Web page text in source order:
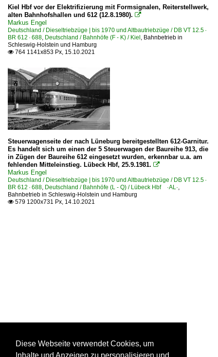
Kiel Hbf vor der Elektrifizierung mit Formsignalen, Reiterstellwerk,
alten Bahnhofshallen und 612 (12.8.1980). 
Markus Engel
Deutschland / Dieseltriebzüge | bis 1970 und Altbautriebzüge / DB VT 12.5 ·
BR 612 · 688, Deutschland / Bahnhöfe (F - K) / Kiel , Bahnbetrieb in
Schleswig-Holstein und Hamburg
 764 1141x853 Px, 15.10.2021
Steuerwagenseite der nach Lüneburg bereitgestellten 612-Garnitur.
Es handelt sich um einen der 5 Steuerwagen der Baureihe 913, die
in Zügen der Baureihe 612 eingesetzt wurden, erkennbar u.a. am
fehlenden Mitteleinstieg. Lübeck Hbf, 25.9.1981. 
Markus Engel
Deutschland / Dieseltriebzüge | bis 1970 und Altbautriebzüge / DB VT 12.5 ·
BR 612 · 688, Deutschland / Bahnhöfe (L - Q) / Lübeck Hbf ·AL·,
Bahnbetrieb in Schleswig-Holstein und Hamburg
 579 1200x731 Px, 14.10.2021
Diese Webseite verwendet Cookies, um